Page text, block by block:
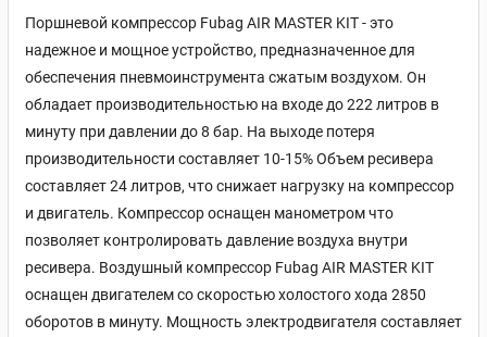
Поршневой компрессор Fubag AIR MASTER KIT - это
надежное и мощное устройство, предназначенное для
обеспечения пневмоинструмента сжатым воздухом. Он
обладает производительностью на входе до 222 литров в
минуту при давлении до 8 бар. На выходе потеря
производительности составляет 10-15% Объем ресивера
составляет 24 литров, что снижает нагрузку на компрессор
и двигатель. Компрессор оснащен манометром что
позволяет контролировать давление воздуха внутри
ресивера. Воздушный компрессор Fubag AIR MASTER KIT
оснащен двигателем со скоростью холостого хода 2850
оборотов в минуту. Мощность электродвигателя составляет